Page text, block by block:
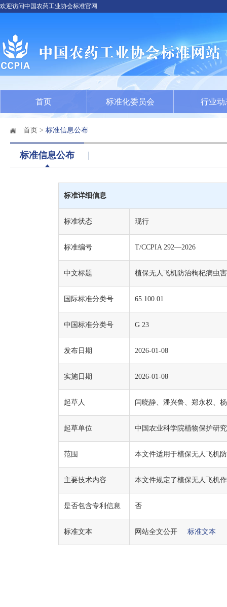
欢迎访问中国农药工业协会标准官网
首页 标准化委员会 行业动
首页 > 标准信息公布
标准信息公布
标准详细信息
标准状态 现行
标准编号 T/CCPIA 292—2026
中文标题 植保无人飞机防治枸杞病虫
国际标准分类号 65.100.01
中国标准分类号 G 23
发布日期 2026-01-08
实施日期 2026-01-08
起草人 闫晓静、潘兴鲁、郑永权、
起草单位 中国农业科学院植物保护研
范围 本文件适用于植保无人飞机
主要技术内容 本文件规定了植保无人飞机
是否包含专利信息 否
标准文本 网站全文公开 标准文本